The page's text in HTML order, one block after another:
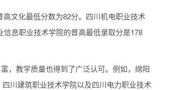
文化最低分数为82分。四川机电职业技术
息职业技术学院的普高最低录取分是178
，教学质量也得到了广泛认可。例如，绵阳
川建筑职业技术学院以及四川电力职业技术